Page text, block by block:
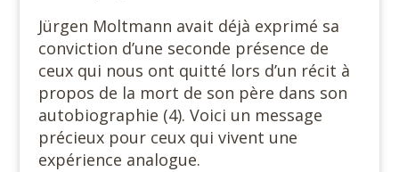
Jürgen Moltmann avait déjà exprimé sa
conviction d’une seconde présence de
ceux qui nous ont quitté lors d’un récit à
propos de la mort de son père dans son
autobiographie (4). Voici un message
précieux pour ceux qui vivent une
expérience analogue.